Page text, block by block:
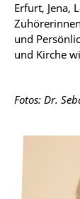
Erfurt, Jena,
und
und Kirche
Fotos: Dr.